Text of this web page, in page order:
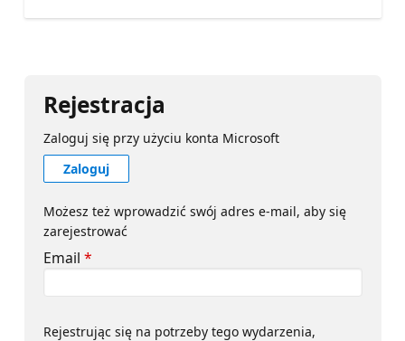
Rejestracja
Zaloguj się przy użyciu konta Microsoft
Zaloguj
Możesz też wprowadzić swój adres e-mail, aby się
zarejestrować
Email *
Rejestrując się na potrzeby tego wydarzenia,